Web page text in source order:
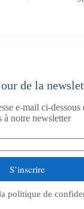
de la
e-mail ci-dessous
à notre newsletter
S’inscrire
politique de